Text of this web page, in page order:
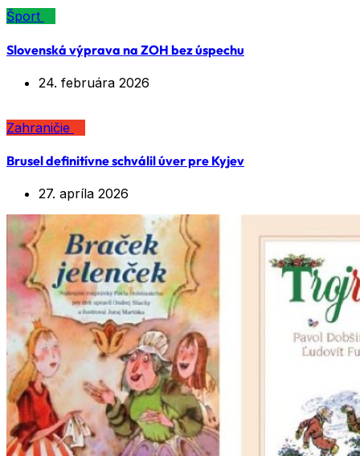
Šport
Slovenská výprava na ZOH bez úspechu
24. februára 2026
Zahraničie
Brusel definitívne schválil úver pre Kyjev
27. apríla 2026